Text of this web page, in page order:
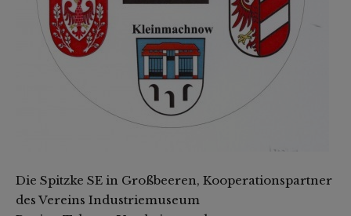
Die Spitzke SE in Großbeeren, Kooperationspartner
des Vereins Industriemuseum